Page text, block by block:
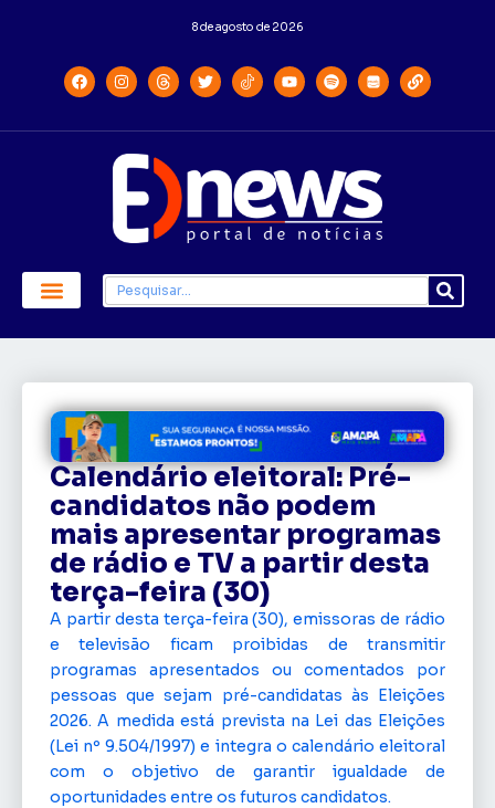
8 de agosto de 2026
Calendário eleitoral: Pré-
candidatos não podem
mais apresentar programas
de rádio e TV a partir desta
terça-feira (30)
A partir desta terça-feira (30), emissoras de rádio
e televisão ficam proibidas de transmitir
programas apresentados ou comentados por
pessoas que sejam pré-candidatas às Eleições
2026. A medida está prevista na Lei das Eleições
(Lei nº 9.504/1997) e integra o calendário eleitoral
com o objetivo de garantir igualdade de
oportunidades entre os futuros candidatos.